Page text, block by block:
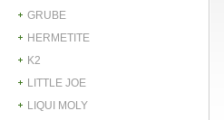
GRUBE
HERMETITE
K2
LITTLE JOE
LIQUI MOLY